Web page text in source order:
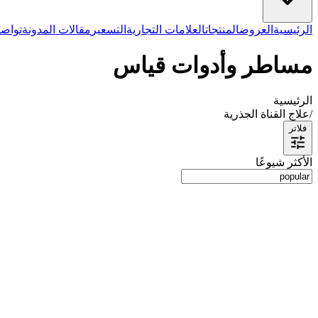
الرئيسية العروضالمنتجاتالعلامات التجارية التسعير مقالات المدونة
مساطر وأدوات قياس
الرئيسية
/علاج القناة الجذرية
فلاتر
الأكثر شيوعًا